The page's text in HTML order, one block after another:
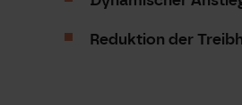
Reduktion der